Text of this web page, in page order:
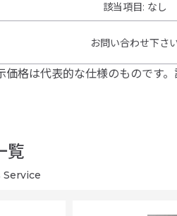
該当項目: なし
お問い合わせ下さ
価格は代表的な仕様のものです
覧